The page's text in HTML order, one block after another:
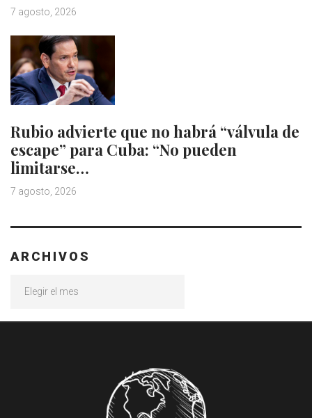
7 agosto, 2026
Rubio advierte que no habrá “válvula de
escape” para Cuba: “No pueden
limitarse…
7 agosto, 2026
ARCHIVOS